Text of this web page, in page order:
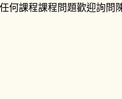
何課程課程問題歡迎詢